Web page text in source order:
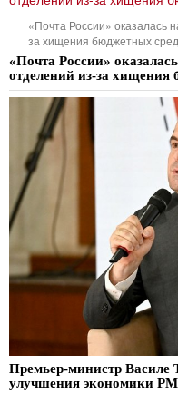
«Почта России» оказалась
за хищения бюджетных
«Почта России»
отделений из-за хищения
Премьер-министр Василе
улучшения экономики